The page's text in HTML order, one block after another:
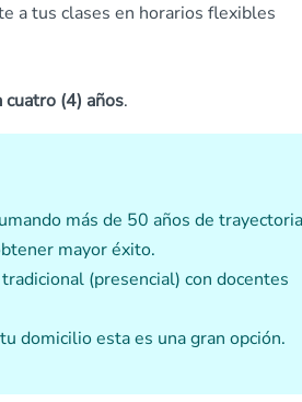
a tus clases en horarios flexibles
cuatro (4) años.
más de 50 años de
mayor éxito.
(presencial) con docentes
domicilio esta es una gran opción.